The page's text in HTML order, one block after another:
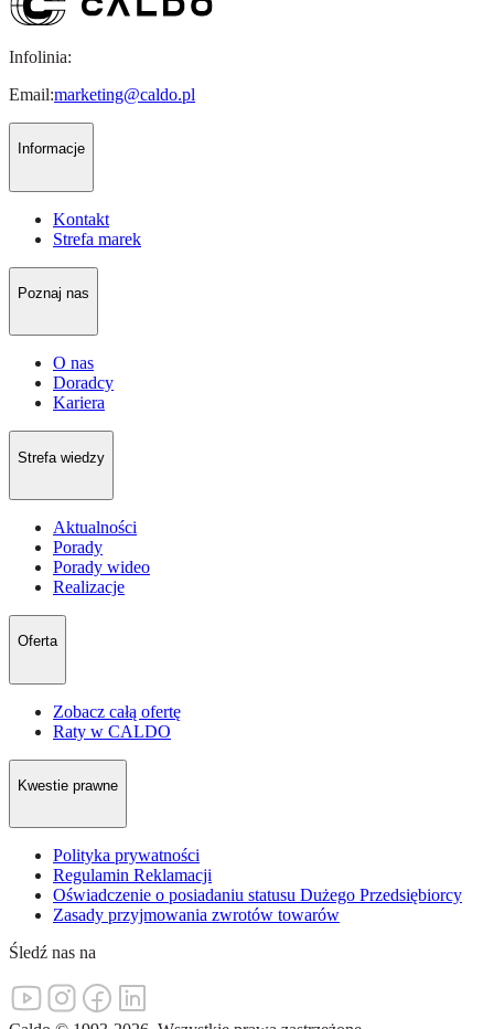
Infolinia:
Email:marketing@caldo.pl
Informacje
Kontakt
Strefa marek
Poznaj nas
O nas
Doradcy
Kariera
Strefa wiedzy
Aktualności
Porady
Porady wideo
Realizacje
Oferta
Zobacz całą ofertę
Raty w CALDO
Kwestie prawne
Polityka prywatności
Regulamin Reklamacji
Oświadczenie o posiadaniu statusu Dużego Przedsiębiorcy
Zasady przyjmowania zwrotów towarów
Śledź nas na